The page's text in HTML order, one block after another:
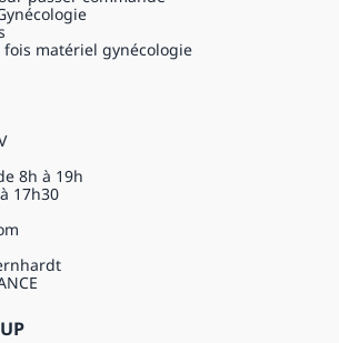
matériel gynécologie
8h à 19h
17h30